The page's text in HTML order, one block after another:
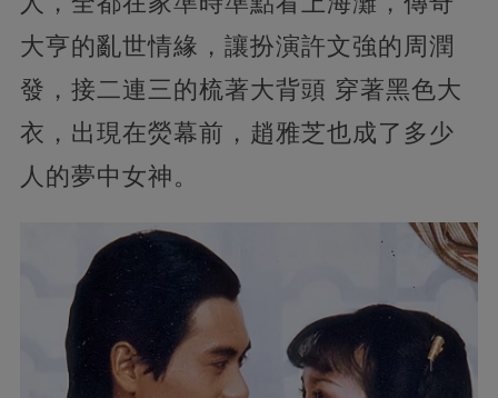
大亨的亂世情緣，讓扮演許文強的周潤
發，接二連三的梳著大背頭 穿著黑色大
衣，出現在熒幕前，趙雅芝也成了多少
人的夢中女神。